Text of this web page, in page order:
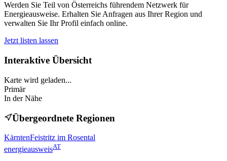
Werden Sie Teil von Österreichs führendem Netzwerk für
Energieausweise. Erhalten Sie Anfragen aus Ihrer Region und
verwalten Sie Ihr Profil einfach online.
Jetzt listen lassen
Interaktive Übersicht
Karte wird geladen...
Primär
In der Nähe
Übergeordnete Regionen
KärntenFeistritz im Rosental
energieausweisAT